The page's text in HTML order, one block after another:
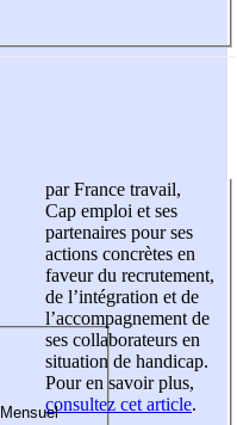
par France travail,
Cap emploi et ses
partenaires pour ses
actions concrètes en
faveur du recrutement,
de l’intégration et de
l’accompagnement de
ses collaborateurs en
situation de handicap.
Pour en savoir plus,
consultez cet article.